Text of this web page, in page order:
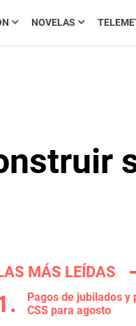
NOVELAS
MÁS LEÍDAS
Pagos de jubilados y
CSS para agosto